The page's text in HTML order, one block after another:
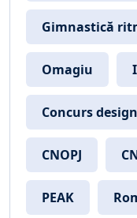
Gimnastică
Omagiu
Concurs
CNOPJ
PEAK